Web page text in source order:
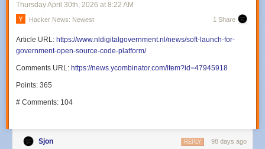
Thursday April 30th, 2026 at 8:22 AM
Hacker News: Newest 1 Share
Article URL: https://www.nldigitalgovernment.nl/news/soft-launch-for-
government-open-source-code-platform/
Comments URL: https://news.ycombinator.com/item?id=47945918
Points: 365
# Comments: 104
Sjon 98 days ago
REPLY